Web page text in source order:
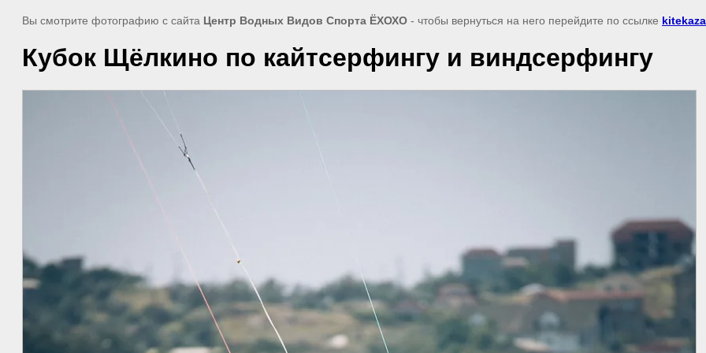
Вы смотрите фотографию с сайта Центр Водных Видов Спорта ЁХОХО - чтобы вернуться на него перейдите по ссылке
Кубок Щёлкино по кайтсерфингу и виндсерфингу